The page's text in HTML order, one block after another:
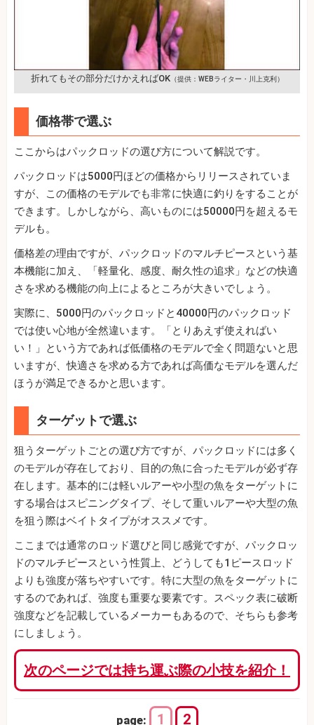
折れてもその部分だけかえればOK（提供：WEBライター・川上克利）
価格帯で選ぶ
ここからはパックロッドの選び方について解説です。
パックロッドは5000円ほどの価格からリリースされていま
すが、この価格のモデルでも非常に快適に釣りをすることが
できます。しかしながら、高いものには50000円を超えるモ
デルも。
価格差の理由ですが、パックロッドのマルチピースという基
本機能に加え、「軽量化、感度、耐久性の追求」などの快適
さを求める機能の向上によるところが大きいでしょう。
実際に、5000円のパックロッドと40000円のパックロッド
では使い心地が全然違います。「とりあえず使えればい
い！」という方であれば低価格のモデルで全く問題ないと思
いますが、快適さを求める方であれば高価なモデルを選んだ
ほうが満足できるかと思います。
ターゲットで選ぶ
狙うターゲットごとの選び方ですが、パックロッドには多く
のモデルが存在しており、目的の魚に合ったモデルが必ず存
在します。基本的には軽いルアーや小型の魚をターゲットに
する場合はスピニングタイプ、そして重いルアーや大型の魚
を狙う際はベイトタイプがオススメです。
ここまでは通常のロッド選びと同じ感覚ですが、パックロッ
ドのマルチピースという性質上、どうしても1ピースロッド
よりも強度が落ちやすいです。特に大型の魚をターゲットに
するのであれば、強度も重要な要素です。スペック表に破断
強度などを記載しているメーカーもあるので、そちらも参考
にしましょう。
次のページでは持ち運ぶ際の小技を紹介！
page: 1 2